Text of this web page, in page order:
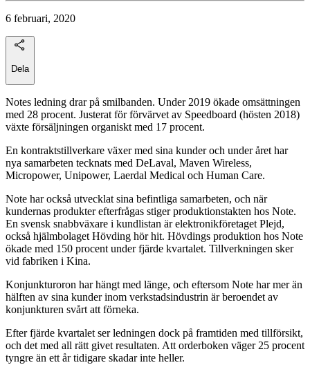
6 februari, 2020
Dela
Notes ledning drar på smilbanden. Under 2019 ökade omsättningen
med 28 procent. Justerat för förvärvet av Speedboard (hösten 2018)
växte försäljningen organiskt med 17 procent.
En kontraktstillverkare växer med sina kunder och under året har
nya samarbeten tecknats med DeLaval, Maven Wireless,
Micropower, Unipower, Laerdal Medical och Human Care.
Note har också utvecklat sina befintliga samarbeten, och när
kundernas produkter efterfrågas stiger produktionstakten hos Note.
En svensk snabbväxare i kundlistan är elektronikföretaget Plejd,
också hjälmbolaget Hövding hör hit. Hövdings produktion hos Note
ökade med 150 procent under fjärde kvartalet. Tillverkningen sker
vid fabriken i Kina.
Konjunkturoron har hängt med länge, och eftersom Note har mer än
hälften av sina kunder inom verkstadsindustrin är beroendet av
konjunkturen svårt att förneka.
Efter fjärde kvartalet ser ledningen dock på framtiden med tillförsikt,
och det med all rätt givet resultaten. Att orderboken väger 25 procent
tyngre än ett år tidigare skadar inte heller.